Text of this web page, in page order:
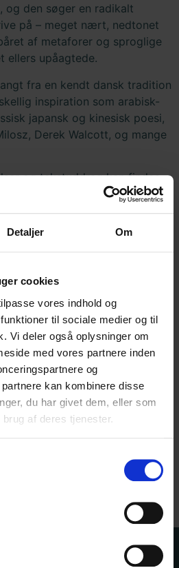
Detaljer Om
cookies
vores indhold og
til sociale medier og til
Vi deler også oplysninger om
med vores partnere inden
og
kan kombinere disse
du har givet dem, eller som
af deres tjenester.
den søger en radikalt
på – meget nært, nedtonet
af metaforer og sproglige
ellers upåagtede.
fra en kendt dansk tradition
inspiration som arabisk-
japansk og kinesisk poesi,
Derek Walcott, og mange
og tekstuddrag kan findes
kontaktes på:
Bogportalen